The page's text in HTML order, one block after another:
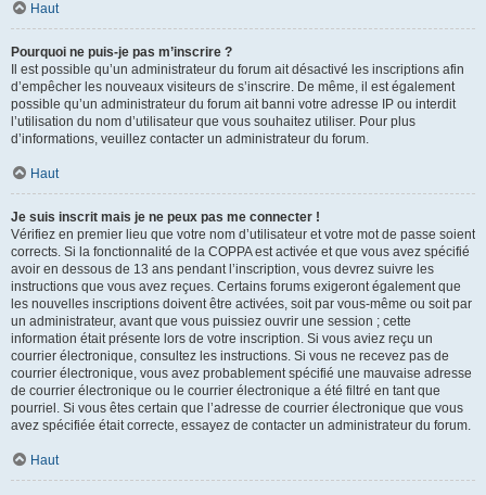
Haut
Pourquoi ne puis-je pas m’inscrire ?
Il est possible qu’un administrateur du forum ait désactivé les inscriptions afin
d’empêcher les nouveaux visiteurs de s’inscrire. De même, il est également
possible qu’un administrateur du forum ait banni votre adresse IP ou interdit
l’utilisation du nom d’utilisateur que vous souhaitez utiliser. Pour plus
d’informations, veuillez contacter un administrateur du forum.
Haut
Je suis inscrit mais je ne peux pas me connecter !
Vérifiez en premier lieu que votre nom d’utilisateur et votre mot de passe soient
corrects. Si la fonctionnalité de la COPPA est activée et que vous avez spécifié
avoir en dessous de 13 ans pendant l’inscription, vous devrez suivre les
instructions que vous avez reçues. Certains forums exigeront également que
les nouvelles inscriptions doivent être activées, soit par vous-même ou soit par
un administrateur, avant que vous puissiez ouvrir une session ; cette
information était présente lors de votre inscription. Si vous aviez reçu un
courrier électronique, consultez les instructions. Si vous ne recevez pas de
courrier électronique, vous avez probablement spécifié une mauvaise adresse
de courrier électronique ou le courrier électronique a été filtré en tant que
pourriel. Si vous êtes certain que l’adresse de courrier électronique que vous
avez spécifiée était correcte, essayez de contacter un administrateur du forum.
Haut